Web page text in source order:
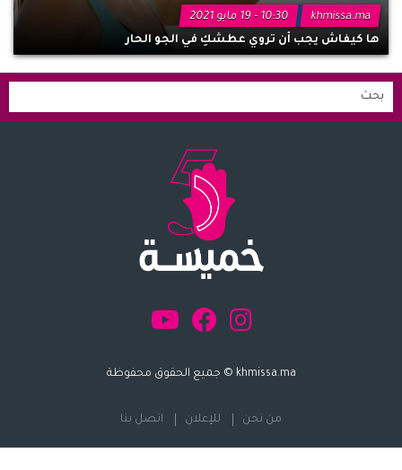
khmissa.ma
10:30 - 19 مايو 2021
ها كيفاش يجب أن تروي عطشكِ في الجو الحار
khmissa.ma © جميع الحقوق محفوظة
من نحن للإعلان اتصل بنا